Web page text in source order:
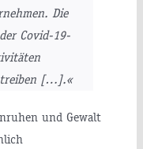
Die
Covid-19-
[…].«
und Gewalt